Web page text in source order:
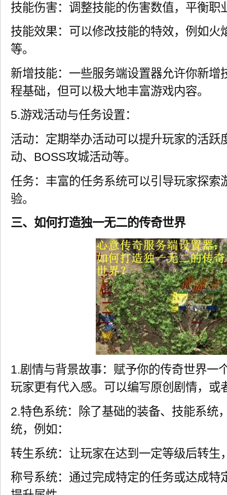
技能伤害：调整技能的伤害数值，平衡职
技能效果：可以修改技能的特效，例如火
等。
新增技能：一些服务端设置器允许你新增
程基础，但可以极大地丰富游戏内容。
5.游戏活动与任务设置：
活动：定期举办活动可以提升玩家的活跃
动、BOSS攻城活动等。
任务：丰富的任务系统可以引导玩家探索
验。
三、如何打造独一无二的传奇世界
1.剧情与背景故事：赋予你的传奇世界一
玩家更有代入感。可以编写原创剧情，或
2.特色系统：除了基础的装备、技能系统
统，例如：
转生系统：让玩家在达到一定等级后转生
称号系统：通过完成特定的任务或达成特